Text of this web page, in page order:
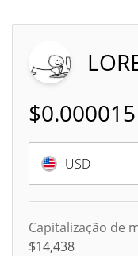
$0.000015
USD
Capitalização de
$14,438